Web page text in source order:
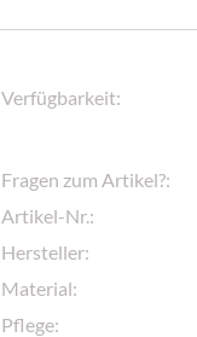
Verfügbarkeit:
Fragen zum Artikel?:
Artikel-Nr.:
Hersteller:
Material:
Pflege: